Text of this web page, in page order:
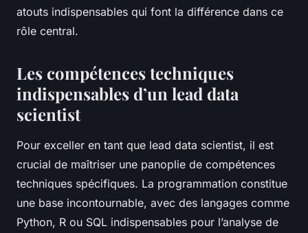
atouts indispensables qui font la différence dans ce
rôle central.
Les compétences techniques
indispensables d’un lead data
scientist
Pour exceller en tant que lead data scientist, il est
crucial de maîtriser une panoplie de compétences
techniques spécifiques. La programmation constitue
une base incontournable, avec des langages comme
Python, R ou SQL indispensables pour l’analyse de